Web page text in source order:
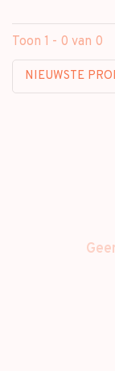
Toon 1 - 0 van 0
NIEUWSTE